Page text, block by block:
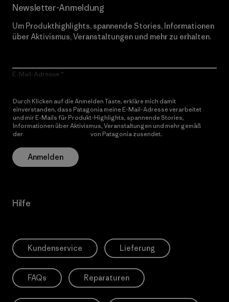
Newsletter-Anmeldung
Um Produkthighlights, spannende Stories, Informationen
über Aktivismus, Veranstaltungen und mehr zu erhalten.
E-Mail-Adresse
Durch Klicken auf die Anmelden Taste, erkläre mich damit
einverstanden, dass Patagonia meine E-Mail-Adresse verarbeitet
und mir E-Mails für Produkt-Highlights, spannende Stories,
Informationen über Aktivismus, Veranstaltungen und mehr gemäß
der
von Patagonia zusendet.
Anmelden
Hilfe
Kundenservice Lieferung
FAQs Reparaturen